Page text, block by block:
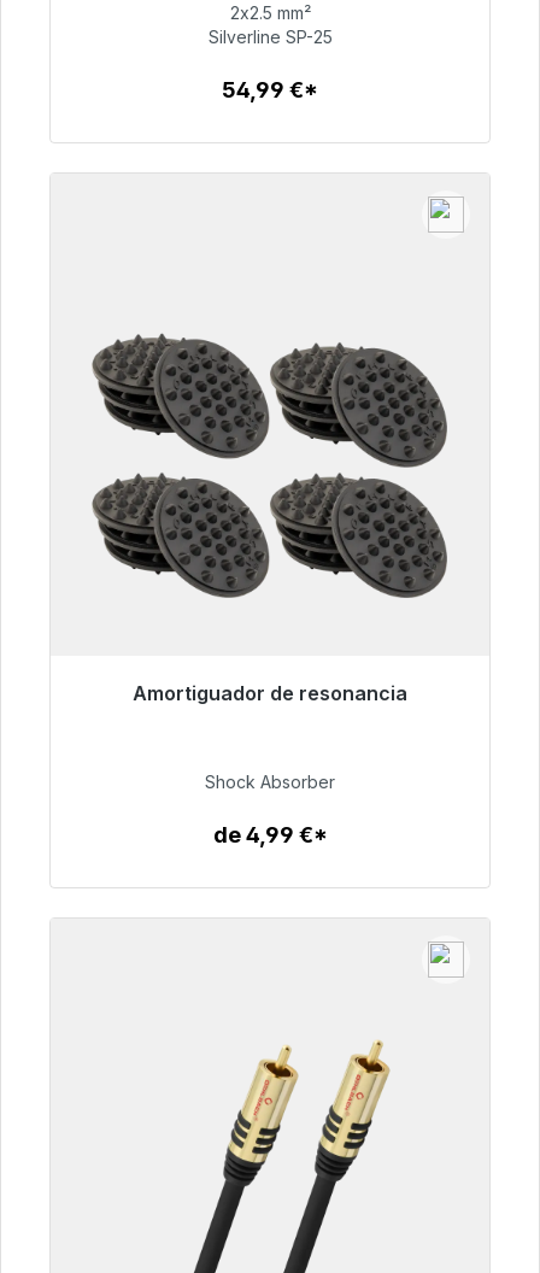
54,99 €
2x2.5 mm²
Silverline SP-25
54,99 €*
Amortiguador de resonancia
Listo para envío inmediato, plazo de entrega
54,99 €
Shock Absorber
de 4,99 €*